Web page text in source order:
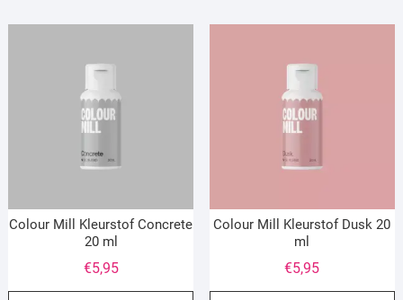
Colour Mill Kleurstof Concrete
20 ml
€5,95
Colour Mill Kleurstof Dusk 20
ml
€5,95